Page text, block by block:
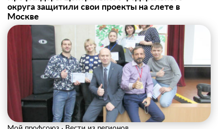
округа защитили свои проекты на слете в
Москве